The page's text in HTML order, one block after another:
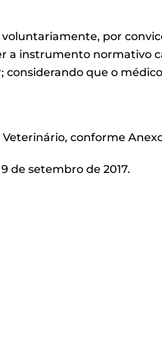
por
a instrumento
que o
conforme
de setembro de 2017.